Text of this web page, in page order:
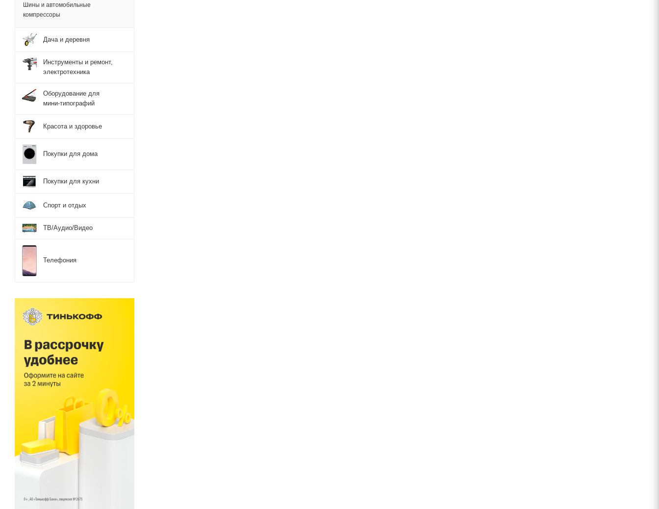
Шины и автомобильные
компрессоры
Дача и деревня
Инструменты и ремонт,
электротехника
Оборудование для
мини-типографий
Красота и здоровье
Покупки для дома
Покупки для кухни
Спорт и отдых
ТВ/Аудио/Видео
Телефония